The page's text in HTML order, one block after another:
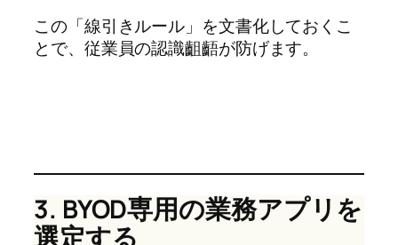
この「線引きルール」を文書化しておくこ
とで、従業員の認識齟齬が防げます。
3. BYOD専用の業務アプリを
選定する